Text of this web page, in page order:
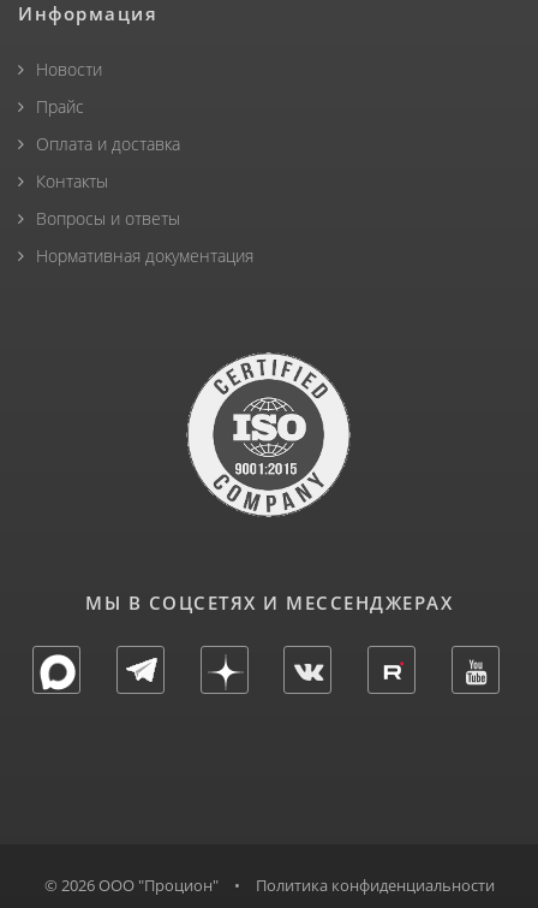
Информация
Новости
Прайс
Оплата и доставка
Контакты
Вопросы и ответы
Нормативная документация
МЫ В СОЦСЕТЯХ И МЕССЕНДЖЕРАХ
© 2026 ООО "Процион" • Политика конфиденциальности